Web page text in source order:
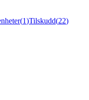
(1)Tilskudd(22)